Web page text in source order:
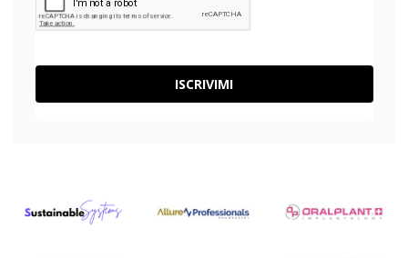
ISCRIVIMI